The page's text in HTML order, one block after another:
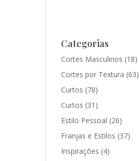
Categorias
Cortes Masculinos (18)
Cortes por Textura (63)
Curtos (78)
Curtos (31)
Estilo Pessoal (26)
Franjas e Estilos (37)
Inspirações (4)